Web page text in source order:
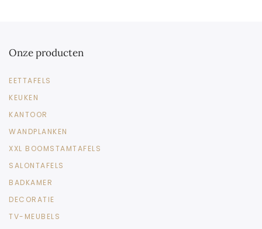
Onze producten
EETTAFELS
KEUKEN
KANTOOR
WANDPLANKEN
XXL BOOMSTAMTAFELS
SALONTAFELS
BADKAMER
DECORATIE
TV-MEUBELS